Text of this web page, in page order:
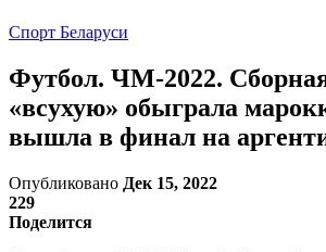
Спорт Беларуси
Футбол. ЧМ-2022.
«всухую» обыграла
вышла в финал на
Опубликовано Дек 15, 2022
229
Поделится